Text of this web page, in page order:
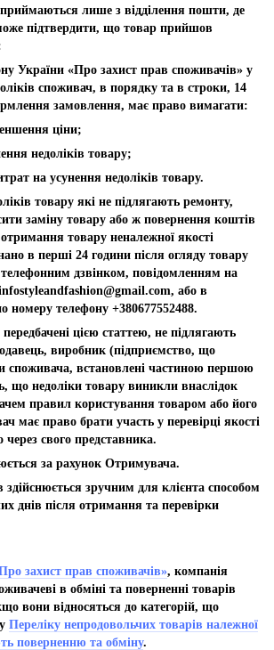
приймаються лише з відділення пошти, де
підтвердити, що товар прийшов
України «Про захист прав споживачів» у
споживач, в порядку та в строки, 14
замовлення, має право вимагати:
ціни;
недоліків товару;
на усунення недоліків товару.
товару які не підлягають ремонту,
заміну товару або ж повернення коштів
товару неналежної якості
в перші 24 години після огляду товару
дзвінком, повідомленням на
, або в
номеру телефону +380677552488.
цією статтею, не підлягають
виробник (підприємство, що
споживача, встановлені частиною першою
що недоліки товару виникли внаслідок
правил користування товаром або його
має право брати участь у перевірці якості
через свого представника.
за рахунок Отримувача.
зручним для клієнта способом
днів після отримання та перевірки
захист прав споживачів», компанія
в обміні та поверненні товарів
вони відносяться до категорій, що
Переліку непродовольчих товарів належної
поверненню та обміну.